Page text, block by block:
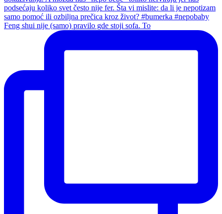
Feng shui nije (samo) pravilo gde stoji sofa. To